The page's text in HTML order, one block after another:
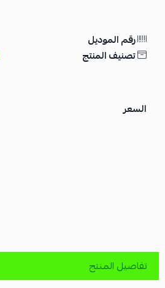
رقم الموديل
تصنيف المنتج
السعر
تفاصيل المنتج